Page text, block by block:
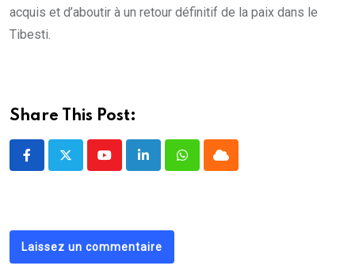
acquis et d’aboutir à un retour définitif de la paix dans le
Tibesti.
Share This Post:
YoutubeLinkedInWhatsappCloud
Laissez un commentaire